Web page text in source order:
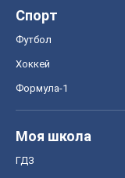
Спорт
Футбол
Хоккей
Формула-1
Моя школа
ГДЗ